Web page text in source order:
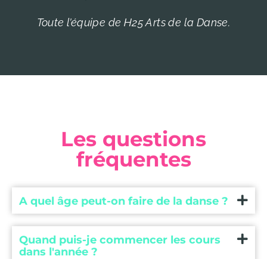
Toute l’équipe de H25 Arts de la Danse.
Les questions
fréquentes
A quel âge peut-on faire de la danse ?
Quand puis-je commencer les cours
dans l'année ?